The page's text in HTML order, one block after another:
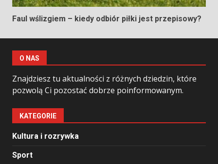
Faul wślizgiem – kiedy odbiór piłki jest przepisowy?
O NAS
Znajdziesz tu aktualności z różnych dziedzin, które
pozwolą Ci pozostać dobrze poinformowanym.
KATEGORIE
Kultura i rozrywka
Sport